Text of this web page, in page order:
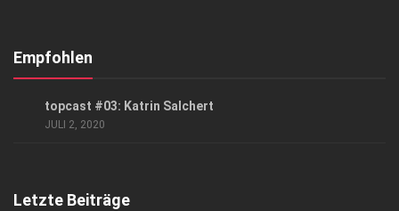
Kontakt, Impressum
Empfohlen
topcast #03: Katrin Salchert
JULI 2, 2020
Letzte Beiträge